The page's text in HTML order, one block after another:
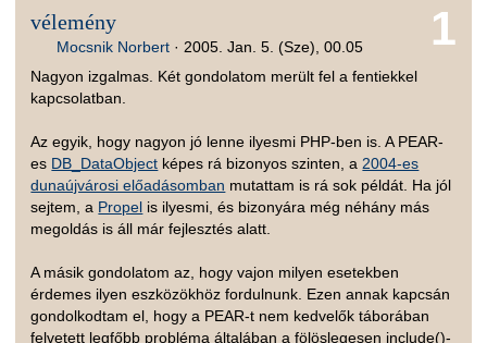
1
vélemény
Mocsnik Norbert · 2005. Jan. 5. (Sze), 00.05
Nagyon izgalmas. Két gondolatom merült fel a fentiekkel
kapcsolatban.
Az egyik, hogy nagyon jó lenne ilyesmi PHP-ben is. A PEAR-
es DB_DataObject képes rá bizonyos szinten, a 2004-es
dunaújvárosi előadásomban mutattam is rá sok példát. Ha jól
sejtem, a Propel is ilyesmi, és bizonyára még néhány más
megoldás is áll már fejlesztés alatt.
A másik gondolatom az, hogy vajon milyen esetekben
érdemes ilyen eszközökhöz fordulnunk. Ezen annak kapcsán
gondolkodtam el, hogy a PEAR-t nem kedvelők táborában
felvetett legfőbb probléma általában a fölöslegesen include()-